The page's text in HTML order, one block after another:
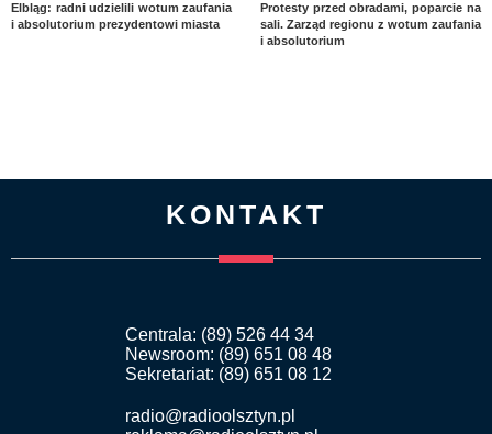
Elbląg: radni udzielili wotum zaufania
i absolutorium prezydentowi miasta
Protesty przed obradami, poparcie na
sali. Zarząd regionu z wotum zaufania
i absolutorium
KONTAKT
Centrala: (89) 526 44 34
Newsroom: (89) 651 08 48
Sekretariat: (89) 651 08 12
radio@radioolsztyn.pl